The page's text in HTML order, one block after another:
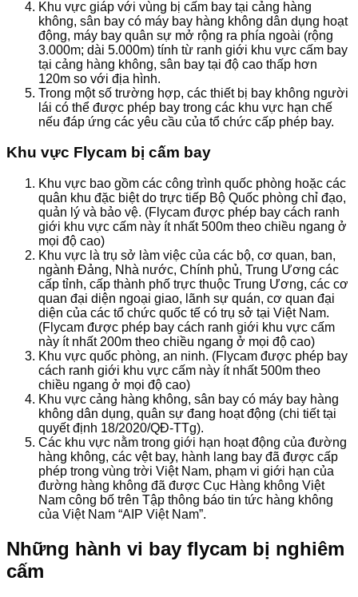
Khu vực giáp với vùng bị cấm bay tại cảng hàng
không, sân bay có máy bay hàng không dân dụng hoạt
động, máy bay quân sự mở rộng ra phía ngoài (rộng
3.000m; dài 5.000m) tính từ ranh giới khu vực cấm bay
tại cảng hàng không, sân bay tại độ cao thấp hơn
120m so với địa hình.
Trong một số trường hợp, các thiết bị bay không người
lái có thể được phép bay trong các khu vực hạn chế
nếu đáp ứng các yêu cầu của tổ chức cấp phép bay.
Khu vực Flycam bị cấm bay
Khu vực bao gồm các công trình quốc phòng hoặc các
quân khu đặc biệt do trực tiếp Bộ Quốc phòng chỉ đạo,
quản lý và bảo vệ. (Flycam được phép bay cách ranh
giới khu vực cấm này ít nhất 500m theo chiều ngang ở
mọi độ cao)
Khu vực là trụ sở làm việc của các bộ, cơ quan, ban,
ngành Đảng, Nhà nước, Chính phủ, Trung Ương các
cấp tỉnh, cấp thành phố trực thuộc Trung Ương, các cơ
quan đại diện ngoại giao, lãnh sự quán, cơ quan đại
diện của các tổ chức quốc tế có trụ sở tại Việt Nam.
(Flycam được phép bay cách ranh giới khu vực cấm
này ít nhất 200m theo chiều ngang ở mọi độ cao)
Khu vực quốc phòng, an ninh. (Flycam được phép bay
cách ranh giới khu vực cấm này ít nhất 500m theo
chiều ngang ở mọi độ cao)
Khu vực cảng hàng không, sân bay có máy bay hàng
không dân dụng, quân sự đang hoạt động (chi tiết tại
quyết định 18/2020/QĐ-TTg).
Các khu vực nằm trong giới hạn hoạt động của đường
hàng không, các vệt bay, hành lang bay đã được cấp
phép trong vùng trời Việt Nam, phạm vi giới hạn của
đường hàng không đã được Cục Hàng không Việt
Nam công bố trên Tập thông báo tin tức hàng không
của Việt Nam “AIP Việt Nam”.
Những hành vi bay flycam bị nghiêm
cấm